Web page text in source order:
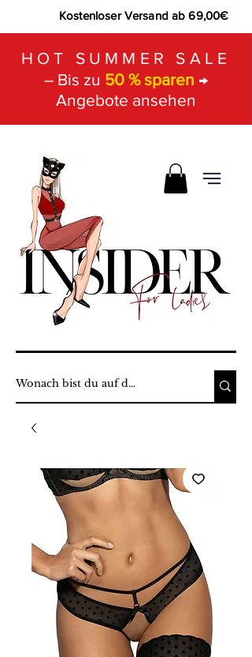
Kostenloser Versand ab 69,00€
HOT SUMMER SALE
– Bis zu 50 % sparen →
Angebote ansehen